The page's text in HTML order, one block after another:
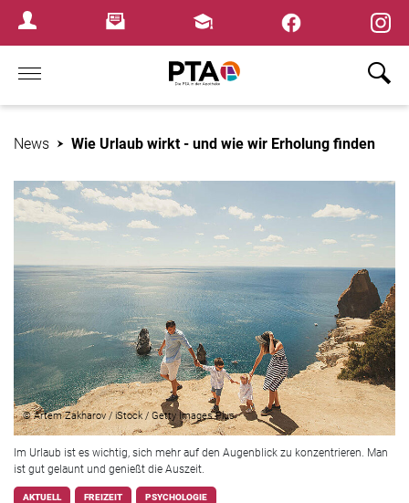
Login MenuNewsletterFortbildungen
Home
News Wie Urlaub wirkt - und wie wir Erholung finden
© Artem Zakharov / iStock / Getty Images Plus
Im Urlaub ist es wichtig, sich mehr auf den Augenblick zu konzentrieren. Man
ist gut gelaunt und genießt die Auszeit.
AKTUELL FREIZEIT PSYCHOLOGIE
×